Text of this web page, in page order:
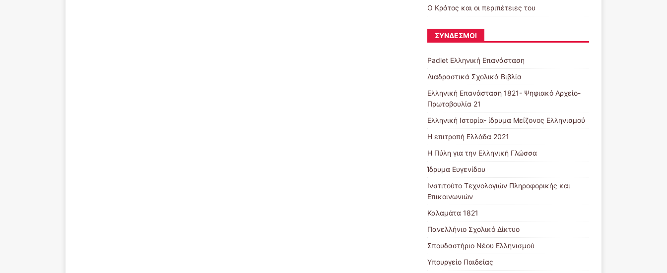
Ο Κράτος και οι περιπέτειες του
ΣΎΝΔΕΣΜΟΙ
Padlet Ελληνική Επανάσταση
Διαδραστικά Σχολικά Βιβλία
Ελληνική Επανάσταση 1821- Ψηφιακό Αρχείο-
Πρωτοβουλία 21
Ελληνική Ιστορία- ίδρυμα Μείζονος Ελληνισμού
Η επιτροπή Ελλάδα 2021
Η Πύλη για την Ελληνική Γλώσσα
Ίδρυμα Ευγενίδου
Ινστιτούτο Τεχνολογιών Πληροφορικής και
Επικοινωνιών
Καλαμάτα 1821
Πανελλήνιο Σχολικό Δίκτυο
Σπουδαστήριο Νέου Ελληνισμού
Υπουργείο Παιδείας